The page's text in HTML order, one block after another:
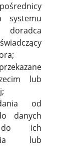
systemu
doradca
lub
od
danych
do ich
lub